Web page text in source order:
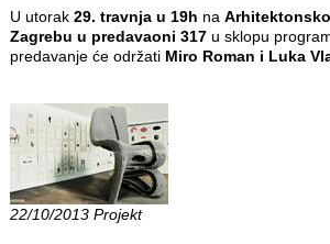
U utorak 29. travnja u 19h na
Zagrebu u predavaoni 317u sklopu
predavanje će održati Miro Roman i Luka
22/10/2013 Projekt